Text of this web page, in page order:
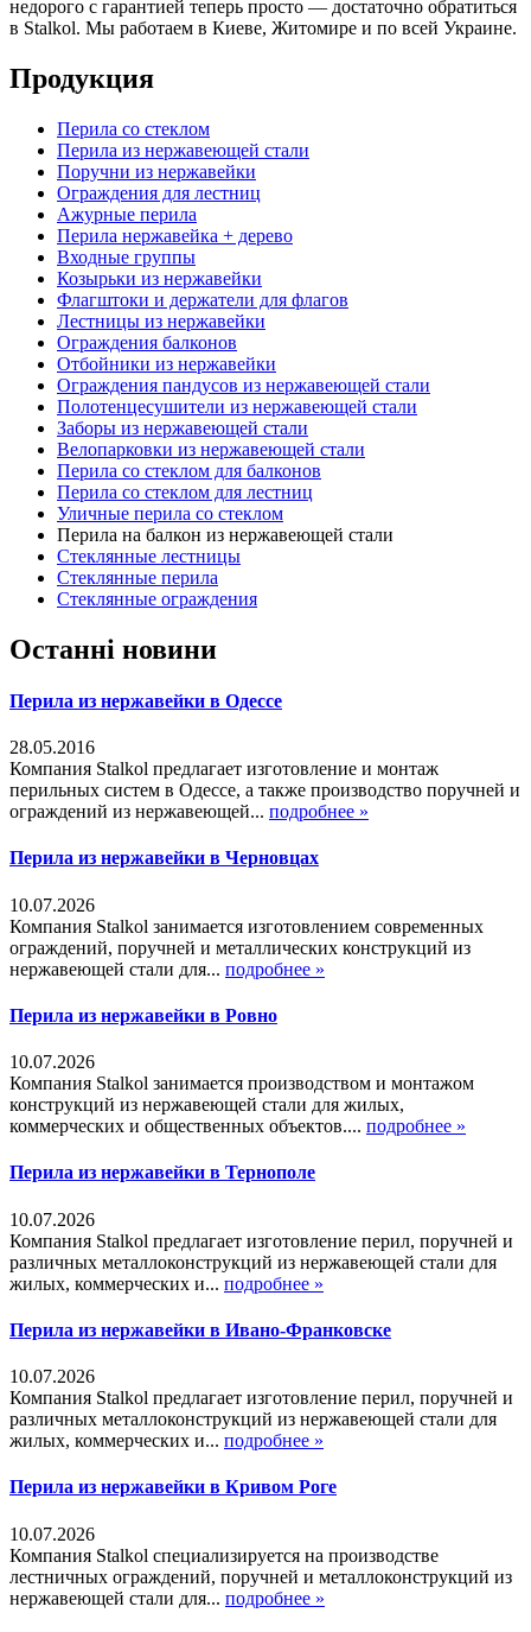
недорого с гарантией теперь просто — достаточно обратиться
в Stalkol. Мы работаем в Киеве, Житомире и по всей Украине.
Продукция
Перила со стеклом
Перила из нержавеющей стали
Поручни из нержавейки
Ограждения для лестниц
Ажурные перила
Перила нержавейка + дерево
Входные группы
Козырьки из нержавейки
Флагштоки и держатели для флагов
Лестницы из нержавейки
Ограждения балконов
Отбойники из нержавейки
Ограждения пандусов из нержавеющей стали
Полотенцесушители из нержавеющей стали
Заборы из нержавеющей стали
Велопарковки из нержавеющей стали
Перила со стеклом для балконов
Перила со стеклом для лестниц
Уличные перила со стеклом
Перила на балкон из нержавеющей стали
Стеклянные лестницы
Стеклянные перила
Стеклянные ограждения
Останні новини
Перила из нержавейки в Одессе
28.05.2016
Компания Stalkol предлагает изготовление и монтаж
перильных систем в Одессе, а также производство поручней и
ограждений из нержавеющей... подробнее »
Перила из нержавейки в Черновцах
10.07.2026
Компания Stalkol занимается изготовлением современных
ограждений, поручней и металлических конструкций из
нержавеющей стали для... подробнее »
Перила из нержавейки в Ровно
10.07.2026
Компания Stalkol занимается производством и монтажом
конструкций из нержавеющей стали для жилых,
коммерческих и общественных объектов.... подробнее »
Перила из нержавейки в Тернополе
10.07.2026
Компания Stalkol предлагает изготовление перил, поручней и
различных металлоконструкций из нержавеющей стали для
жилых, коммерческих и... подробнее »
Перила из нержавейки в Ивано-Франковске
10.07.2026
Компания Stalkol предлагает изготовление перил, поручней и
различных металлоконструкций из нержавеющей стали для
жилых, коммерческих и... подробнее »
Перила из нержавейки в Кривом Роге
10.07.2026
Компания Stalkol специализируется на производстве
лестничных ограждений, поручней и металлоконструкций из
нержавеющей стали для... подробнее »